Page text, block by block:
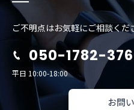
ご不明点はお気軽にご相談くだ
050-1782-
平日 10:00-18:00
お問